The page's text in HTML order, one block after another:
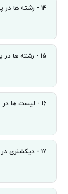
14 - رشته ها در پایتون
15 - رشته ها در پایتون (بخش دوم)
16 - لیست ها در پایتون (List)
17 - دیکشنری در پایتون (Dictionaries)